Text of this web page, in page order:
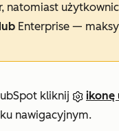
natomiast
Enterprise —
kliknij ikonę
nawigacyjnym.